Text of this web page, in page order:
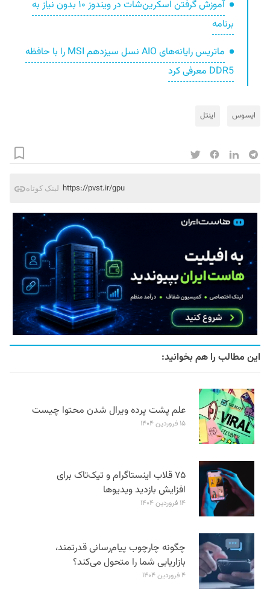
آموزش گرفتن اسکرین‌شات در ویندوز ۱۰ بدون نیاز به
برنامه
ماتریس رایانه‌های AIO نسل سیزدهم MSI را با حافظه
DDR5 معرفی کرد
ایسوس اینتل
لینک کوتاه https://pvst.ir/gpu
این مطالب را هم بخوانید:
علم پشت پرده ویرال شدن محتوا چیست
۱۵ فروردین ۱۴۰۴
۷۵ قلاب اینستاگرام و تیک‌تاک برای
افزایش بازدید ویدیوها
۱۴ فروردین ۱۴۰۴
چگونه چارچوب پیام‌رسانی قدرتمند،
بازاریابی شما را متحول می‌کند؟
۴ فروردین ۱۴۰۴